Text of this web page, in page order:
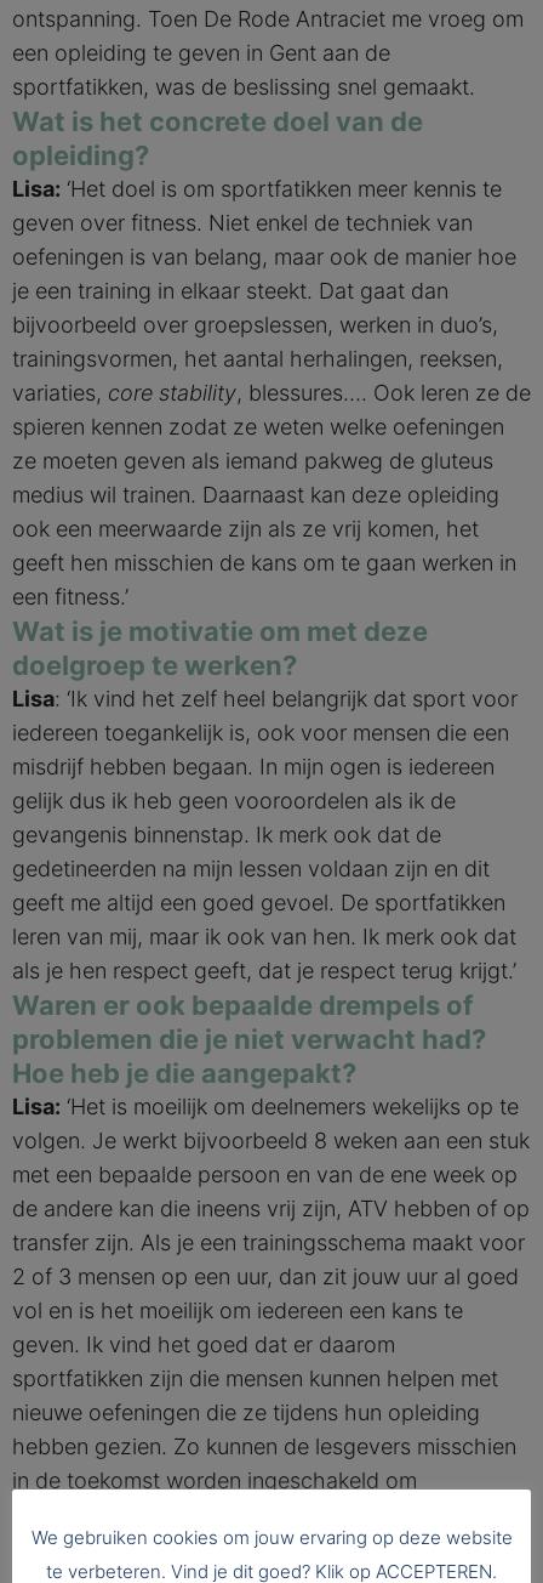
ontspanning. Toen De Rode Antraciet me vroeg om
een opleiding te geven in Gent aan de
sportfatikken, was de beslissing snel gemaakt.
Wat is het concrete doel van de
opleiding?
Lisa: ‘Het doel is om sportfatikken meer kennis te
geven over fitness. Niet enkel de techniek van
oefeningen is van belang, maar ook de manier hoe
je een training in elkaar steekt. Dat gaat dan
bijvoorbeeld over groepslessen, werken in duo’s,
trainingsvormen, het aantal herhalingen, reeksen,
variaties, core stability, blessures…. Ook leren ze de
spieren kennen zodat ze weten welke oefeningen
ze moeten geven als iemand pakweg de gluteus
medius wil trainen. Daarnaast kan deze opleiding
ook een meerwaarde zijn als ze vrij komen, het
geeft hen misschien de kans om te gaan werken in
een fitness.’
Wat is je motivatie om met deze
doelgroep te werken?
Lisa: ‘Ik vind het zelf heel belangrijk dat sport voor
iedereen toegankelijk is, ook voor mensen die een
misdrijf hebben begaan. In mijn ogen is iedereen
gelijk dus ik heb geen vooroordelen als ik de
gevangenis binnenstap. Ik merk ook dat de
gedetineerden na mijn lessen voldaan zijn en dit
geeft me altijd een goed gevoel. De sportfatikken
leren van mij, maar ik ook van hen. Ik merk ook dat
als je hen respect geeft, dat je respect terug krijgt.’
Waren er ook bepaalde drempels of
problemen die je niet verwacht had?
Hoe heb je die aangepakt?
Lisa: ‘Het is moeilijk om deelnemers wekelijks op te
volgen. Je werkt bijvoorbeeld 8 weken aan een stuk
met een bepaalde persoon en van de ene week op
de andere kan die ineens vrij zijn, ATV hebben of op
transfer zijn. Als je een trainingsschema maakt voor
2 of 3 mensen op een uur, dan zit jouw uur al goed
vol en is het moeilijk om iedereen een kans te
geven. Ik vind het goed dat er daarom
sportfatikken zijn die mensen kunnen helpen met
nieuwe oefeningen die ze tijdens hun opleiding
hebben gezien. Zo kunnen de lesgevers misschien
in de toekomst worden ingeschakeld om
basketbal, volleybal, badminton… naast de
We gebruiken cookies om jouw ervaring op deze website
te verbeteren. Vind je dit goed? Klik op ACCEPTEREN.